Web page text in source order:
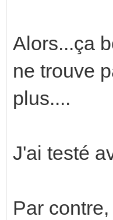
Alors...ça
ne trouve
plus....
J'ai testé
Par